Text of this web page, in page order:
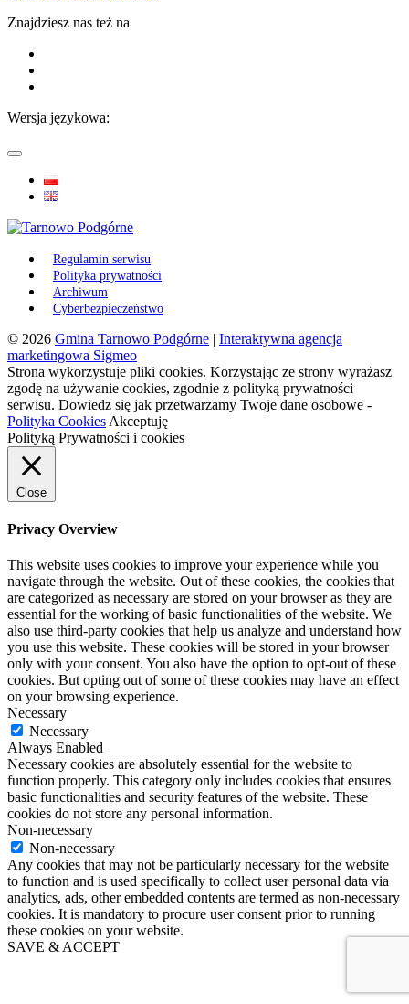
Znajdziesz nas też na
Wersja językowa:
Regulamin serwisu
Polityka prywatności
Archiwum
Cyberbezpieczeństwo
© 2026 Gmina Tarnowo Podgórne | Interaktywna agencja
marketingowa Sigmeo
Strona wykorzystuje pliki cookies. Korzystając ze strony wyrażasz
zgodę na używanie cookies, zgodnie z polityką prywatności
serwisu. Dowiedz się jak przetwarzamy Twoje dane osobowe -
Polityka Cookies Akceptuję
Polityką Prywatności i cookies
Close
Privacy Overview
This website uses cookies to improve your experience while you
navigate through the website. Out of these cookies, the cookies that
are categorized as necessary are stored on your browser as they are
essential for the working of basic functionalities of the website. We
also use third-party cookies that help us analyze and understand how
you use this website. These cookies will be stored in your browser
only with your consent. You also have the option to opt-out of these
cookies. But opting out of some of these cookies may have an effect
on your browsing experience.
Necessary
Necessary
Always Enabled
Necessary cookies are absolutely essential for the website to
function properly. This category only includes cookies that ensures
basic functionalities and security features of the website. These
cookies do not store any personal information.
Non-necessary
Non-necessary
Any cookies that may not be particularly necessary for the website
to function and is used specifically to collect user personal data via
analytics, ads, other embedded contents are termed as non-necessary
cookies. It is mandatory to procure user consent prior to running
these cookies on your website.
SAVE & ACCEPT